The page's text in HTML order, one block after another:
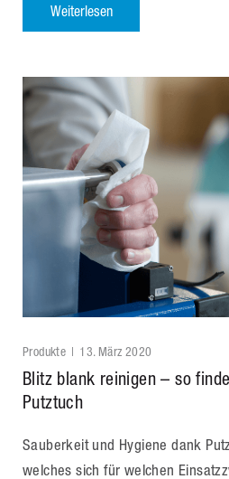
Weiterlesen
Blitz blank reinigen – so
Putztuch
Produkte 13. März 2020
Sauberkeit und Hygiene dank
welches sich für welchen